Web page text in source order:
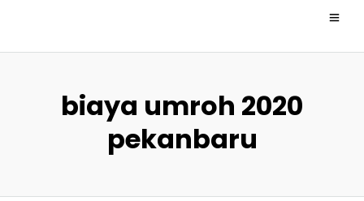
biaya umroh 2020
pekanbaru